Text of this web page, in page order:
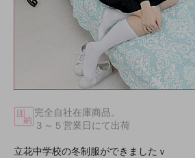
完全自社在庫商品。
３～５営業日にて出荷
立花中学校の冬制服ができましたｖ